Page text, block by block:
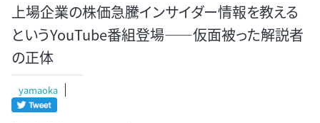
上場企業の株価急騰インサイダー情報を教える
というYouTube番組登場――仮面被った解説者
の正体
yamaoka